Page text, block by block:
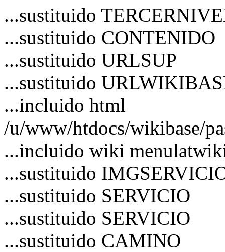
...sustituido
...sustituido CONTENIDO
...sustituido URLSUP
...sustituido
...incluido html
/u/www/htdocs/wikibase/
...incluido wiki
...sustituido
...sustituido SERVICIO
...sustituido SERVICIO
...sustituido CAMINO